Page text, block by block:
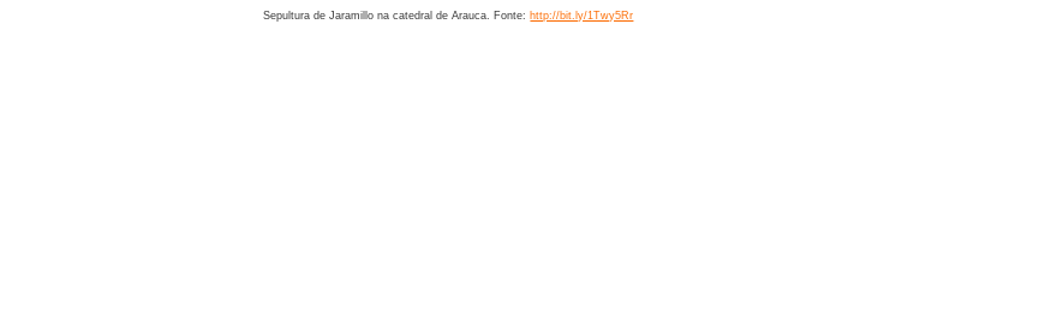
Sepultura de Jaramillo na catedral de Arauca. Fonte: http://bit.ly/1Twy5Rr